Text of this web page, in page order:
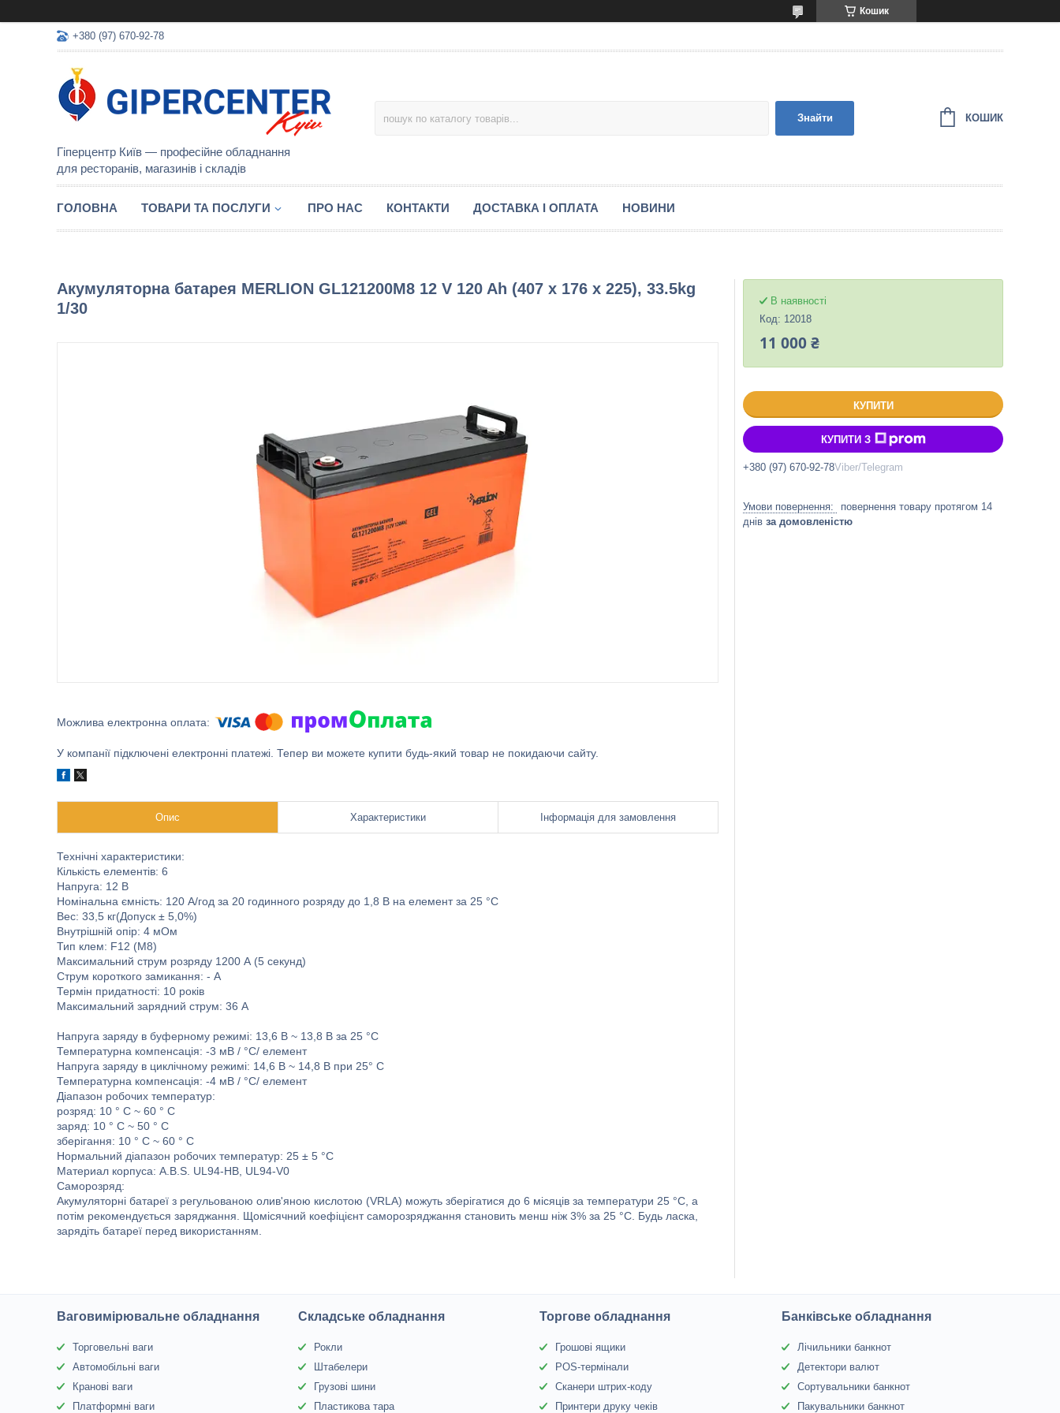
Кошик
+380 (97) 670-92-78
Гіперцентр Київ — професійне обладнання
для ресторанів, магазинів і складів
Знайти КОШИК
ГОЛОВНА ТОВАРИ ТА ПОСЛУГИ ПРО НАС КОНТАКТИ ДОСТАВКА І ОПЛАТА НОВИНИ
Акумуляторна батарея MERLION GL121200M8 12 V 120 Ah (407 x 176 x 225), 33.5kg
1/30
У компанії підключені електронні платежі. Тепер ви можете купити будь-який товар не покидаючи сайту.
Опис Характеристики Інформація для замовлення
Технічні характеристики:
Кількість елементів: 6
Напруга: 12 В
Номінальна ємність: 120 A/год за 20 годинного розряду до 1,8 В на елемент за 25 °C
Вес: 33,5 кг(Допуск ± 5,0%)
Внутрішній опір: 4 мОм
Тип клем: F12 (M8)
Максимальний струм розряду 1200 А (5 секунд)
Струм короткого замикання: - A
Термін придатності: 10 років
Максимальний зарядний струм: 36 А
Напруга заряду в буферному режимі: 13,6 В ~ 13,8 В за 25 °C
Температурна компенсація: -3 мВ / °C/ елемент
Напруга заряду в циклічному режимі: 14,6 В ~ 14,8 В при 25° С
Температурна компенсація: -4 мВ / °C/ елемент
Діапазон робочих температур:
розряд: 10 ° C ~ 60 ° C
заряд: 10 ° C ~ 50 ° C
зберігання: 10 ° C ~ 60 ° C
Нормальний діапазон робочих температур: 25 ± 5 °C
Материал корпуса: A.В.S. UL94-HB, UL94-V0
Саморозряд:
Акумуляторні батареї з регульованою олив'яною кислотою (VRLA) можуть зберігатися до 6 місяців за температури 25 °C, а
потім рекомендується заряджання. Щомісячний коефіцієнт саморозряджання становить менш ніж 3% за 25 °C. Будь ласка,
зарядіть батареї перед використанням.
В наявності
Код: 12018
11 000 ₴
КУПИТИ
КУПИТИ З
+380 (97) 670-92-78Viber/Telegram
повернення товару протягом 14
днів за домовленістю
Ваговимірювальне обладнання
Торговельні ваги
Автомобільні ваги
Кранові ваги
Платформні ваги
Складське обладнання
Рокли
Штабелери
Грузові шини
Пластикова тара
Торгове обладнання
Грошові ящики
POS-термінали
Сканери штрих-коду
Принтери друку чеків
Банківське обладнання
Лічильники банкнот
Детектори валют
Сортувальники банкнот
Пакувальники банкнот